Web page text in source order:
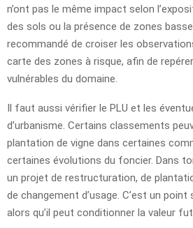
n’ont pas le même impact selon
des sols ou la présence de zones
recommandé de croiser les
carte des zones à risque, afin de
vulnérables du domaine.
Il faut aussi vérifier le PLU et les
d’urbanisme. Certains classements
plantation de vigne dans certaines
certaines évolutions du foncier. Dans
un projet de restructuration, de
de changement d’usage. C’est un
alors qu’il peut conditionner la valeur